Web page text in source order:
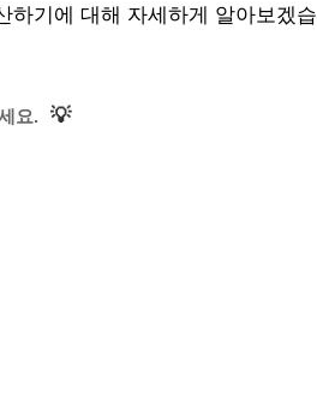
하기에 대해 자세하게 알아보겠습
요. 💡